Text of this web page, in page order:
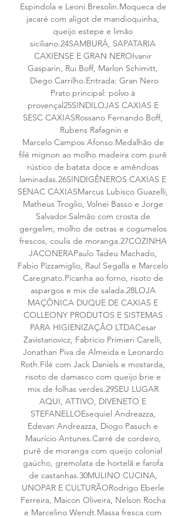
Espindola e Leoni Bresolin.Moqueca de
jacaré com aligot de mandioquinha,
queijo estepe e limão
siciliano.24SAMBURÁ, SAPATARIA
CAXIENSE E GRAN NEROIvanir
Gasparin, Rui Boff, Marlon Schimitt,
Diego Carrilho.Entrada: Gran Nero
Prato principal: polvo à
provençal25SINDILOJAS CAXIAS E
SESC CAXIASRossano Fernando Boff,
Rubens Rafagnin e
Marcelo Campos Afonso.Medalhão de
filé mignon ao molho madeira com purê
rústico de batata doce e amêndoas
laminadas.26SINDIGÊNEROS CAXIAS E
SENAC CAXIASMarcus Lubisco Guazelli,
Matheus Troglio, Volnei Basso e Jorge
Salvador.Salmão com crosta de
gergelim, molho de ostras e cogumelos
frescos, coulis de moranga.27COZINHA
JACONERAPaulo Tadeu Machado,
Fabio Pizzamiglio, Raul Segalla e Marcelo
Caregnato.Picanha ao forno, risoto de
aspargos e mix de salada.28LOJA
MAÇÔNICA DUQUE DE CAXIAS E
COLLEONY PRODUTOS E SISTEMAS
PARA HIGIENIZAÇÃO LTDACesar
Zavistanovicz, Fabricio Primieri Carelli,
Jonathan Piva de Almeida e Leonardo
Roth.Filé com Jack Daniels e mostarda,
risoto de damasco com queijo brie e
mix de folhas verdes.29SEU LUGAR
AQUI, ATTIVO, DIVENETO E
STEFANELLOEsequiel Andreazza,
Edevan Andreazza, Diogo Pasuch e
Maurício Antunes.Carré de cordeiro,
purê de moranga com queijo colonial
gaúcho, gremolata de hortelã e farofa
de castanhas.30MULINO CUCINA,
UNOPAR E CULTURÃORodrigo Eberle
Ferreira, Maicon Oliveira, Nelson Rocha
e Marcelino Wendt.Massa fresca com